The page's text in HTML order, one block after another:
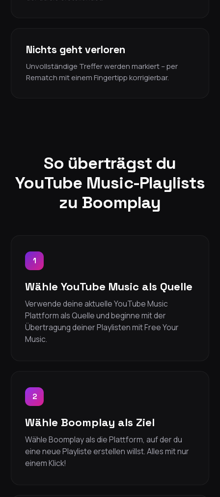
Nichts geht verloren
Unvollständige Treffer werden markiert – per
Rematch mit einem Fingertipp korrigierbar.
So überträgst du
YouTube Music-Playlists
zu Boomplay
1
Wähle YouTube Music als Quelle
Verwende deine aktuelle YouTube Music
Plattform als Quelle und beginne mit der
Übertragung deiner Playlisten mit Free Your
Music.
2
Wähle Boomplay als Ziel
Wähle Boomplay als die Plattform, auf der du
eine neue Playliste erstellen willst. Alles mit nur
einem Klick!